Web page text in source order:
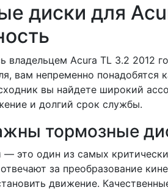
диски для
владельцем Acura TL 3.2 2012
вам непременно
вы найдете широкий
и долгий срок службы.
тормозные
это один из самых
за преобразование
движение.